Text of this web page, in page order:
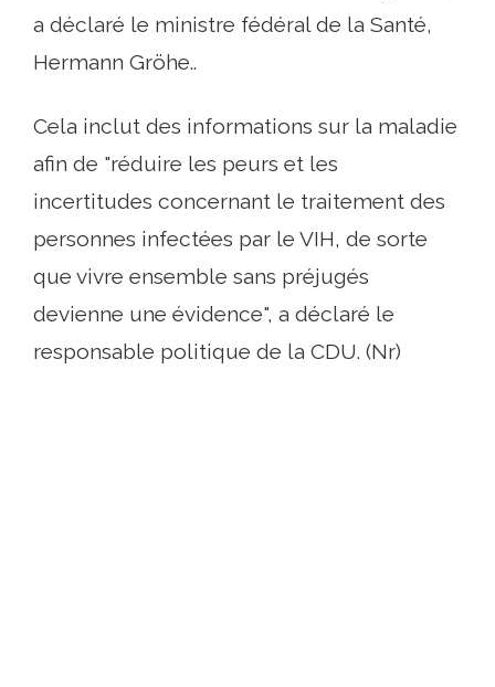
a déclaré le ministre fédéral de la Santé,
Hermann Gröhe..
Cela inclut des informations sur la maladie
afin de "réduire les peurs et les
incertitudes concernant le traitement des
personnes infectées par le VIH, de sorte
que vivre ensemble sans préjugés
devienne une évidence", a déclaré le
responsable politique de la CDU. (Nr)